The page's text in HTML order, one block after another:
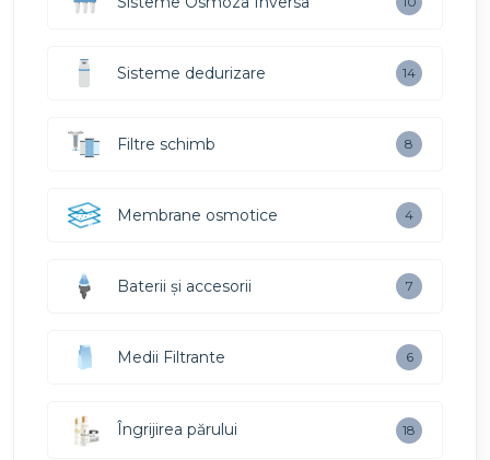
Sisteme dedurizare 14
Filtre schimb 8
Membrane osmotice 4
Baterii și accesorii 7
Medii Filtrante 6
Îngrijirea părului 18